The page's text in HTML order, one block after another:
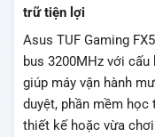
trữ tiện lợi
Asus TUF Gaming
bus 3200MHz với cấu
giúp máy vận hành
duyệt, phần mềm học
thiết kế hoặc vừa